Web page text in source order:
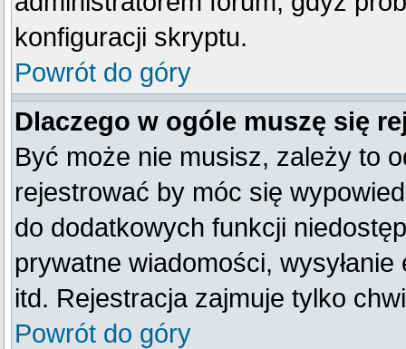
konfiguracji skryptu.
Powrót do góry
Dlaczego w ogóle muszę się
Być może nie musisz, zależy to
rejestrować by móc się
do dodatkowych funkcji
prywatne wiadomości,
itd. Rejestracja zajmuje tylko
Powrót do góry